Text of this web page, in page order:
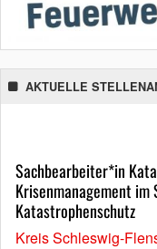
AKTUELLE
Sachbearbeiter*in
Krisenmanagement im
Katastrophenschutz
Kreis Schleswig-